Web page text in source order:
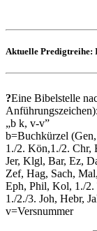
Aktuelle Predigtreihe:
?Eine Bibelstelle
Anführungszeichen):
„b k, v-v”
b=Buchkürzel
1./2. Kön,1./2. Chr,
Jer, Klgl, Bar, Ez,
Zef, Hag, Sach,
Eph, Phil, Kol, 1./2.
1./2./3. Joh, Hebr,
v=Versnummer